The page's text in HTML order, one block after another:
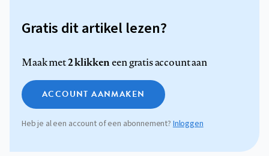
Gratis dit artikel lezen?
Maak met2 klikkeneen gratis account aan
ACCOUNT AANMAKEN
Heb je al een account of een abonnement? Inloggen